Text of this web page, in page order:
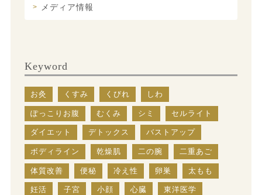
メディア情報
Keyword
お灸 くすみ くびれ しわ
ぽっこりお腹 むくみ シミ セルライト
ダイエット デトックス バストアップ
ボディライン 乾燥肌 二の腕 二重あご
体質改善 便秘 冷え性 卵巣 太もも
妊活 子宮 小顔 心臓 東洋医学